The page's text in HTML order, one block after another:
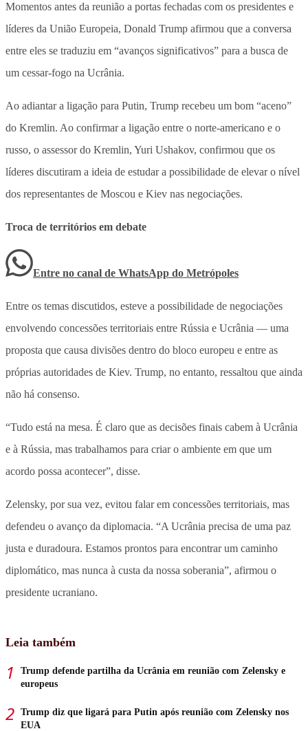
Momentos antes da reunião a portas fechadas com os presidentes e
líderes da União Europeia, Donald Trump afirmou que a conversa
entre eles se traduziu em “avanços significativos” para a busca de
um cessar-fogo na Ucrânia.
Ao adiantar a ligação para Putin, Trump recebeu um bom “aceno”
do Kremlin. Ao confirmar a ligação entre o norte-americano e o
russo, o assessor do Kremlin, Yuri Ushakov, confirmou que os
líderes discutiram a ideia de estudar a possibilidade de elevar o nível
dos representantes de Moscou e Kiev nas negociações.
Troca de territórios em debate
Entre no canal de WhatsApp do Metrópoles
Entre os temas discutidos, esteve a possibilidade de negociações
envolvendo concessões territoriais entre Rússia e Ucrânia — uma
proposta que causa divisões dentro do bloco europeu e entre as
próprias autoridades de Kiev. Trump, no entanto, ressaltou que ainda
não há consenso.
“Tudo está na mesa. É claro que as decisões finais cabem à Ucrânia
e à Rússia, mas trabalhamos para criar o ambiente em que um
acordo possa acontecer”, disse.
Zelensky, por sua vez, evitou falar em concessões territoriais, mas
defendeu o avanço da diplomacia. “A Ucrânia precisa de uma paz
justa e duradoura. Estamos prontos para encontrar um caminho
diplomático, mas nunca à custa da nossa soberania”, afirmou o
presidente ucraniano.
Leia também
Trump defende partilha da Ucrânia em reunião com Zelensky e
europeus
Trump diz que ligará para Putin após reunião com Zelensky nos
EUA